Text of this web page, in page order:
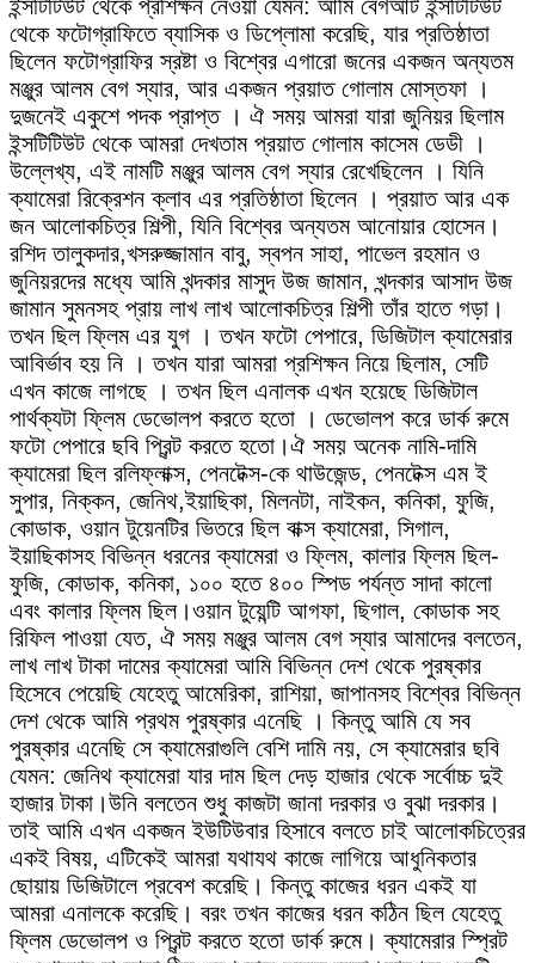
ইন্সটিটিউট থেকে প্রশিক্ষন নেওয়া যেমন: আমি বেগআর্ট ইন্সটিটিউট
থেকে ফটোগ্রাফিতে ব্যাসিক ও ডিপ্লোমা করেছি, যার প্রতিষ্ঠাতা
ছিলেন ফটোগ্রাফির স্রষ্টা ও বিশ্বের এগারো জনের একজন অন্যতম
মঞ্জুর আলম বেগ স্যার, আর একজন প্রয়াত গোলাম মোস্তফা ।
দুজনেই একুশে পদক প্রাপ্ত । ঐ সময় আমরা যারা জুনিয়র ছিলাম
ইন্সটিটিউট থেকে আমরা দেখতাম প্রয়াত গোলাম কাসেম ডেডী ।
উল্লেখ্য, এই নামটি মঞ্জুর আলম বেগ স্যার রেখেছিলেন । যিনি
ক্যামেরা রিক্রেশন ক্লাব এর প্রতিষ্ঠাতা ছিলেন । প্রয়াত আর এক
জন আলোকচিত্র শিল্পী, যিনি বিশ্বের অন্যতম আনোয়ার হোসেন।
রশিদ তালুকদার,খসরুজ্জামান বাবু, স্বপন সাহা, পাভেল রহমান ও
জুনিয়রদের মধ্যে আমি খন্দকার মাসুদ উজ জামান, খন্দকার আসাদ উজ
জামান সুমনসহ প্রায় লাখ লাখ আলোকচিত্র শিল্পী তাঁর হাতে গড়া।
তখন ছিল ফ্লিম এর যুগ । তখন ফটো পেপারে, ডিজিটাল ক্যামেরার
আবির্ভাব হয় নি । তখন যারা আমরা প্রশিক্ষন নিয়ে ছিলাম, সেটি
এখন কাজে লাগছে । তখন ছিল এনালক এখন হয়েছে ডিজিটাল
পার্থক্যটা ফ্লিম ডেভোলপ করতে হতো । ডেভোলপ করে ডার্ক রুমে
ফটো পেপারে ছবি প্রিন্ট করতে হতো।ঐ সময় অনেক নামি-দামি
ক্যামেরা ছিল রলিফ্লাক্স, পেনটেক্স-কে থাউজেন্ড, পেনটেক্স এম ই
সুপার, নিক্কন, জেনিথ,ইয়াছিকা, মিলনটা, নাইকন, কনিকা, ফুজি,
কোডাক, ওয়ান টুয়েনটির ভিতরে ছিল বাক্স ক্যামেরা, সিগাল,
ইয়াছিকাসহ বিভিন্ন ধরনের ক্যামেরা ও ফ্লিম, কালার ফ্লিম ছিল-
ফুজি, কোডাক, কনিকা, ১০০ হতে ৪০০ স্পিড পর্যন্ত সাদা কালো
এবং কালার ফ্লিম ছিল।ওয়ান টুয়েন্টি আগফা, ছিগাল, কোডাক সহ
রিফিল পাওয়া যেত, ঐ সময় মঞ্জুর আলম বেগ স্যার আমাদের বলতেন,
লাখ লাখ টাকা দামের ক্যামেরা আমি বিভিন্ন দেশ থেকে পুরষ্কার
হিসেবে পেয়েছি যেহেতু আমেরিকা, রাশিয়া, জাপানসহ বিশ্বের বিভিন্ন
দেশ থেকে আমি প্রথম পুরষ্কার এনেছি । কিন্তু আমি যে সব
পুরষ্কার এনেছি সে ক্যামেরাগুলি বেশি দামি নয়, সে ক্যামেরার ছবি
যেমন: জেনিথ ক্যামেরা যার দাম ছিল দেড় হাজার থেকে সর্বোচ্চ দুই
হাজার টাকা।উনি বলতেন শুধু কাজটা জানা দরকার ও বুঝা দরকার।
তাই আমি এখন একজন ইউটিউবার হিসাবে বলতে চাই আলোকচিত্রের
একই বিষয়, এটিকেই আমরা যথাযথ কাজে লাগিয়ে আধুনিকতার
ছোয়ায় ডিজিটালে প্রবেশ করেছি। কিন্তু কাজের ধরন একই যা
আমরা এনালকে করেছি। বরং তখন কাজের ধরন কঠিন ছিল যেহেতু
ফ্লিম ডেভোলপ ও প্রিন্ট করতে হতো ডার্ক রুমে। ক্যামেরার স্প্রিট